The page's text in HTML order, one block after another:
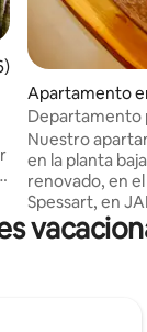
promedio: 4.96
Apartamento
ken
Departamento
Nuestro
en la planta
renovado, en
Spessart, en
perfecto para
tranquilo, te